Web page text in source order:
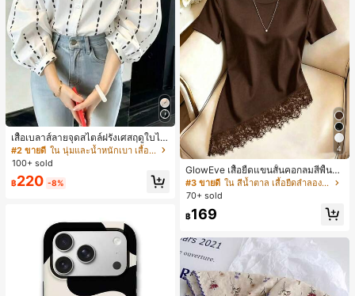
เสื้อเบลาส์ลายจุดสไตล์ฝรั่งเศสฤดูใบไม้
ร่วง, ทรงเข้ารูป, แขนยาวคอวี, สไตล์ให
ม่ฤดูใบไม้ผลิ, ป้องกันแสงแดด, ใส่ไป
ทำงานและลำลอง สีขาว
#2 ขายดี
ใน นุ่มและน้ำหนักเบา เสื้อสตรี เสื้อเบลาส์ & Tee
100+ sold
฿220 -8%
4
GlowEve เสื้อยืดแขนสั้นคอกลมสีพื้นลำ
ลองอเนกประสงค์สำหรับผู้หญิง
#3 ขายดี
ใน สีน้ำตาล เสื้อยืดลำลองพื้นฐาน
70+ sold
฿169